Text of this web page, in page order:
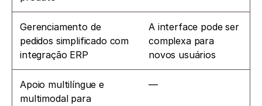
Gerenciamento de
pedidos simplificado com
integração ERP
A interface pode ser
complexa para
novos usuários
Apoio multilíngue e
multimodal para
—